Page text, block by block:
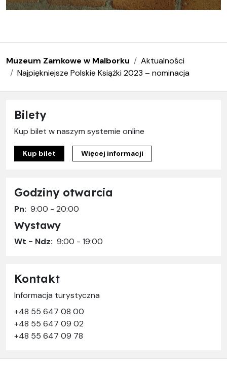
Muzeum Zamkowe w Malborku
Aktualności
Najpiękniejsze Polskie Książki 2023 – nominacja
Bilety
Kup bilet w naszym systemie online
Kup bilet Więcej informacji
Godziny otwarcia
Pn: 9:00 - 20:00
Wystawy
Wt - Ndz: 9:00 - 19:00
Kontakt
Informacja turystyczna
+48 55 647 08 00
+48 55 647 09 02
+48 55 647 09 78